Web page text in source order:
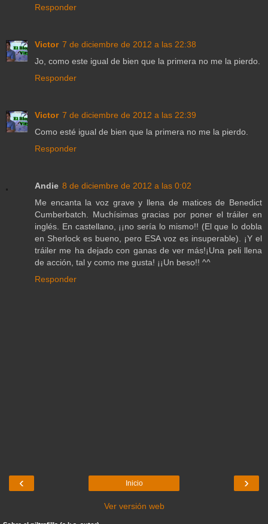
Responder
Victor 7 de diciembre de 2012 a las 22:38
Jo, como este igual de bien que la primera no me la pierdo.
Responder
Victor 7 de diciembre de 2012 a las 22:39
Como esté igual de bien que la primera no me la pierdo.
Responder
Andie 8 de diciembre de 2012 a las 0:02
Me encanta la voz grave y llena de matices de Benedict
Cumberbatch. Muchísimas gracias por poner el tráiler en
inglés. En castellano, ¡¡no sería lo mismo!! (El que lo dobla
en Sherlock es bueno, pero ESA voz es insuperable). ¡Y el
tráiler me ha dejado con ganas de ver más!¡Una peli llena
de acción, tal y como me gusta! ¡¡Un beso!! ^^
Responder
‹ ›
Inicio
Ver versión web